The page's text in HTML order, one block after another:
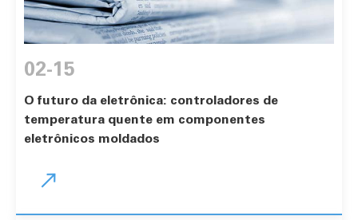
02-15
O futuro da eletrônica: controladores de
temperatura quente em componentes
eletrônicos moldados
